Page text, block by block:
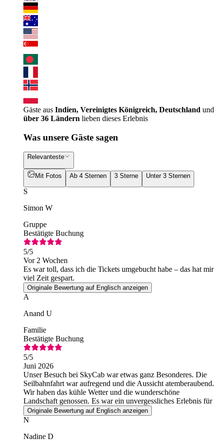
Gäste aus Indien, Vereinigtes Königreich, Deutschland und
über 36 Ländern lieben dieses Erlebnis
Was unsere Gäste sagen
Relevanteste
Mit Fotos Ab 4 Sternen 3 Sterne Unter 3 Sternen
S
Simon W
Gruppe
Bestätigte Buchung
5/5
Vor 2 Wochen
Es war toll, dass ich die Tickets umgebucht habe – das hat mir
viel Zeit gespart.
Originale Bewertung auf Englisch anzeigen
A
Anand U
Familie
Bestätigte Buchung
5/5
Juni 2026
Unser Besuch bei SkyCab war etwas ganz Besonderes. Die
Seilbahnfahrt war aufregend und die Aussicht atemberaubend.
Wir haben das kühle Wetter und die wunderschöne
Landschaft genossen. Es war ein unvergessliches Erlebnis für
mich und meine Familie.
Originale Bewertung auf Englisch anzeigen
N
Nadine D